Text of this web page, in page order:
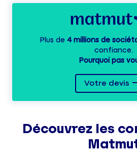
Plus de 4 millions de
confiance.
Pourquoi pas
Votre devis
Découvrez les